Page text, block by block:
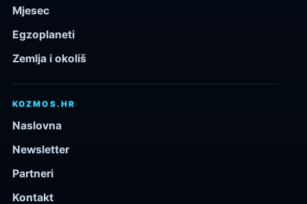
Mjesec
Egzoplaneti
Zemlja i okoliš
KOZMOS.HR
Naslovna
Newsletter
Partneri
Kontakt